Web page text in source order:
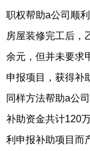
职权帮助a公司顺
房屋装修完工后，
余元，但并未要求
申报项目，获得补
同样方法帮助a公
补助资金共计120
利申报补助项目而